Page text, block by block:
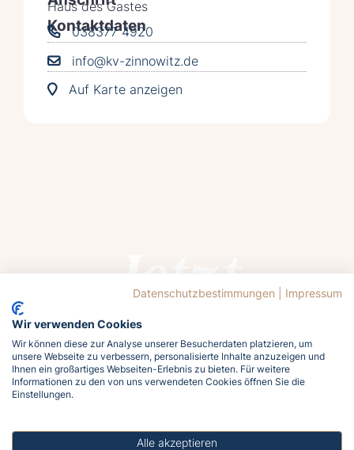
Haus des Gastes
Kontaktdaten
038377 4920
info@kv-zinnowitz.de
Auf Karte anzeigen
Jetzt
buchen
Lasst euch von der Ostsee rufen!
Meldet euch jetzt an und holt euch das
Meergefühl nach Hause!
Datenschutzbestimmungen Impressum
Wir verwenden Cookies
Wir können diese zur Analyse unserer Besucherdaten platzieren, um
unsere Webseite zu verbessern, personalisierte Inhalte anzuzeigen und
Ihnen ein großartiges Webseiten-Erlebnis zu bieten. Für weitere
Informationen zu den von uns verwendeten Cookies öffnen Sie die
Einstellungen.
Alle akzeptieren